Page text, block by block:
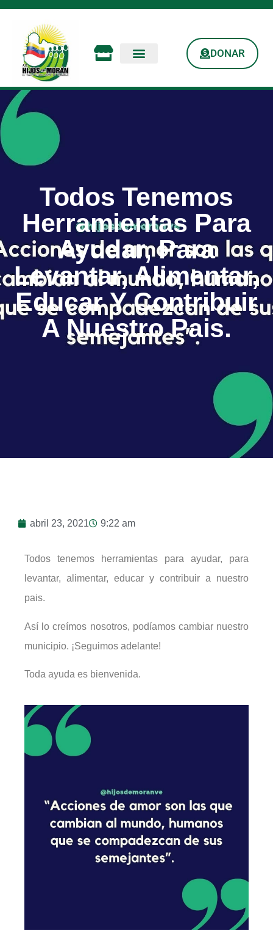
DONAR
Todos Tenemos
Herramientas Para
Ayudar, Para
Levantar, Alimentar,
Educar Y Contribuir
A Nuestro Pais.
abril 23, 2021 9:22 am
Todos tenemos herramientas para ayudar, para
levantar, alimentar, educar y contribuir a nuestro
pais.
Así lo creímos nosotros, podíamos cambiar nuestro
municipio. ¡Seguimos adelante!
Toda ayuda es bienvenida.